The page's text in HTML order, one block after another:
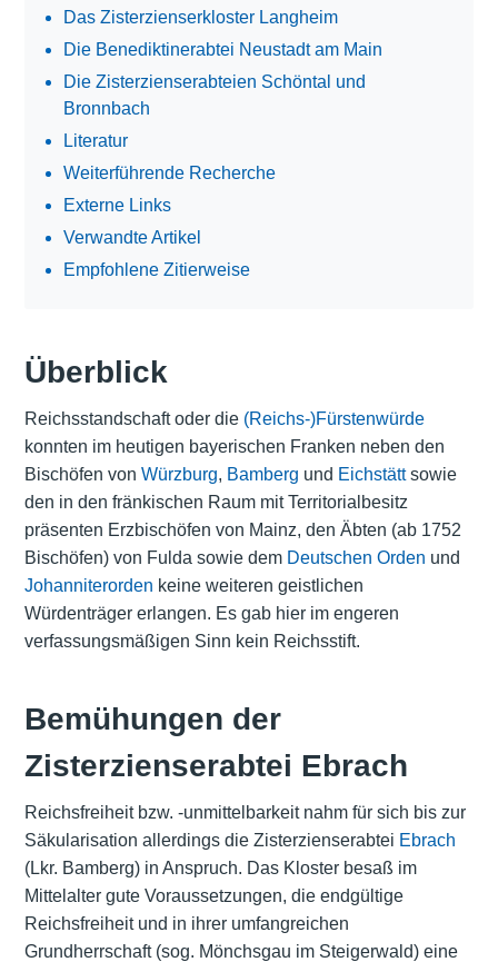
Das Zisterzienserkloster Langheim
Die Benediktinerabtei Neustadt am Main
Die Zisterzienserabteien Schöntal und
Bronnbach
Literatur
Weiterführende Recherche
Externe Links
Verwandte Artikel
Empfohlene Zitierweise
Überblick
Reichsstandschaft oder die (Reichs-)Fürstenwürde
konnten im heutigen bayerischen Franken neben den
Bischöfen von Würzburg, Bamberg und Eichstättsowie
den in den fränkischen Raum mit Territorialbesitz
präsenten Erzbischöfen von Mainz, den Äbten (ab 1752
Bischöfen) von Fulda sowie dem Deutschen Orden und
Johanniterorden keine weiteren geistlichen
Würdenträger erlangen. Es gab hier im engeren
verfassungsmäßigen Sinn kein Reichsstift.
Bemühungen der
Zisterzienserabtei Ebrach
Reichsfreiheit bzw. -unmittelbarkeit nahm für sich bis zur
Säkularisation allerdings die Zisterzienserabtei Ebrach
(Lkr. Bamberg) in Anspruch. Das Kloster besaß im
Mittelalter gute Voraussetzungen, die endgültige
Reichsfreiheit und in ihrer umfangreichen
Grundherrschaft(sog. Mönchsgau im Steigerwald) eine